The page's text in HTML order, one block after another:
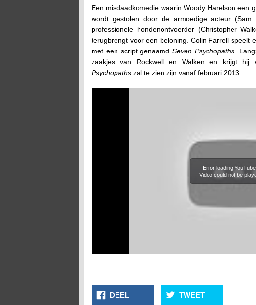
Een misdaadkomedie waarin Woody Harelson een
wordt gestolen door de armoedige acteur
professionele hondenontvoerder (Christopher
terugbrengt voor een beloning. Colin Farrell speelt
met een script genaamd Seven Psychopaths.
zaakjes van Rockwell en Walken en krijgt hij
Psychopaths zal te zien zijn vanaf februari 2013.
Error loading YouTube:
Video could not be
DEEL TWEET